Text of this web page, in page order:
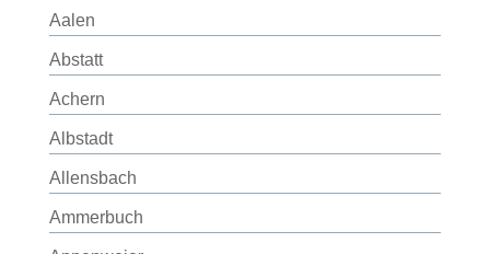
Aalen
Abstatt
Achern
Albstadt
Allensbach
Ammerbuch